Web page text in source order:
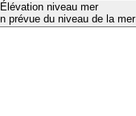
Élévation niveau mer
prévue du niveau de la mer